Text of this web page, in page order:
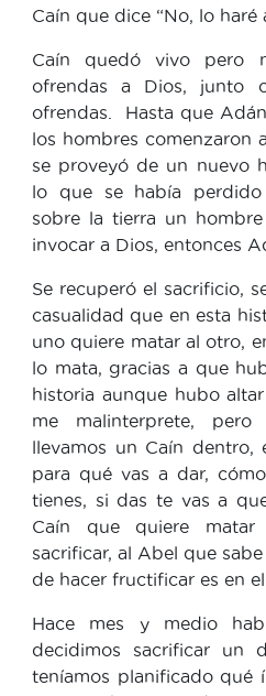
Caín que dice “No, lo haré
Caín quedó vivo pero
ofrendas a Dios, junto
ofrendas. Hasta que
los hombres
se proveyó de un nuevo
lo que se había
sobre la tierra un
invocar a Dios, entonces
Se recuperó el sacrificio,
casualidad que en esta
uno quiere matar al otro,
lo mata, gracias a que
historia aunque hubo
me malinterprete,
llevamos un Caín dentro,
para qué vas a dar,
tienes, si das te vas a
Caín que quiere
sacrificar, al Abel que
de hacer fructificar es en el
Hace mes y medio
decidimos sacrificar un
teníamos planificado qué